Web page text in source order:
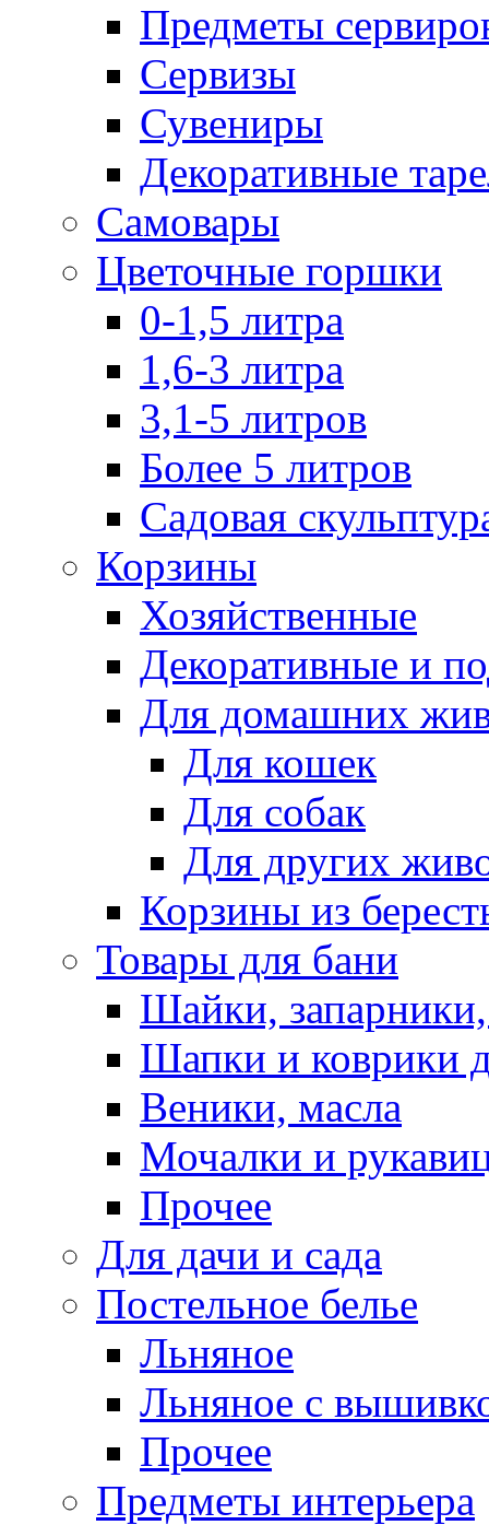
Предметы
Сервизы
Сувениры
Декоративные
Самовары
Цветочные горшки
0-1,5 литра
1,6-3 литра
3,1-5 литров
Более 5 литров
Садовая
Корзины
Хозяйственные
Декоративные и
Для домашних
Для кошек
Для собак
Для других
Корзины из
Товары для бани
Шайки,
Шапки и коврики
Веники, масла
Мочалки и
Прочее
Для дачи и сада
Постельное белье
Льняное
Льняное с
Прочее
Предметы интерьера